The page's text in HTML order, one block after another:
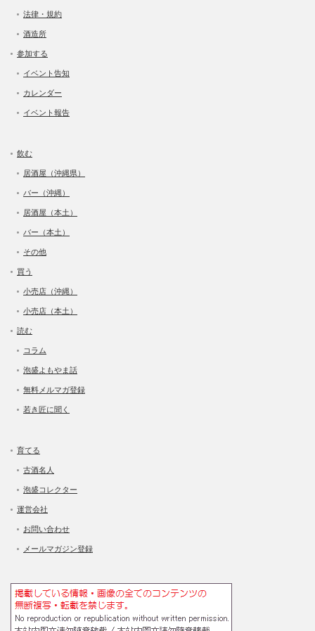
法律・規約
酒造所
参加する
イベント告知
カレンダー
イベント報告
飲む
居酒屋（沖縄県）
バー（沖縄）
居酒屋（本土）
バー（本土）
その他
買う
小売店（沖縄）
小売店（本土）
読む
コラム
泡盛よもやま話
無料メルマガ登録
若き匠に聞く
育てる
古酒名人
泡盛コレクター
運営会社
お問い合わせ
メールマガジン登録